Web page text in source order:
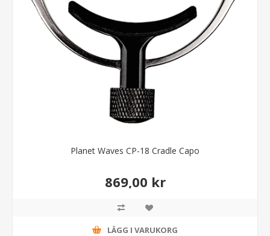
Planet Waves CP-18 Cradle Capo
869,00 kr
LÄGG I VARUKORG